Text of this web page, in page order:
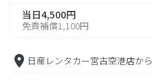
当日4,500円
免責補償1,100円
日産レンタカー宮古空港店から